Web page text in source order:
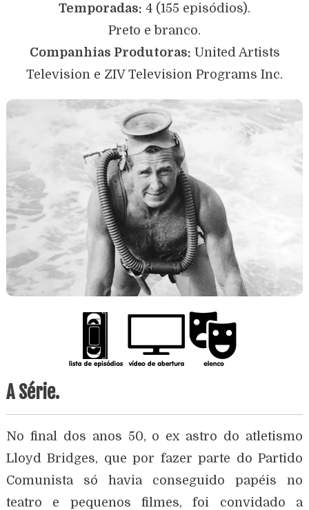
Temporadas: 4 (155 episódios).
Preto e branco.
Companhias Produtoras: United Artists
Television e ZIV Television Programs Inc.
A Série.
No final dos anos 50, o ex astro do atletismo
Lloyd Bridges, que por fazer parte do Partido
Comunista só havia conseguido papéis no
teatro e pequenos filmes, foi convidado a